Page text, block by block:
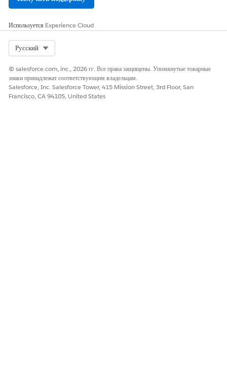
Используется Experience Cloud
Русский
© salesforce.com, inc., 2026 гг. Все права защищены. Упомянутые товарные
знаки принадлежат соответствующим владельцам.
Salesforce, Inc. Salesforce Tower, 415 Mission Street, 3rd Floor, San
Francisco, CA 94105, United States